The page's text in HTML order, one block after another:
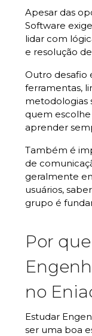
Apesar das
Software
lidar com
e resolução
Outro desafio
ferramentas,
metodologias
quem escolhe
aprender
Também é
de
geralmente
usuários,
grupo é
Por
no
Estudar
ser uma boa